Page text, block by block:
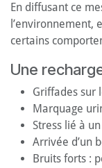
En diffusant ce
l’environnement,
certains
Une
Griffades sur
Marquage
Stress lié à
Arrivée d’un
Bruits forts :